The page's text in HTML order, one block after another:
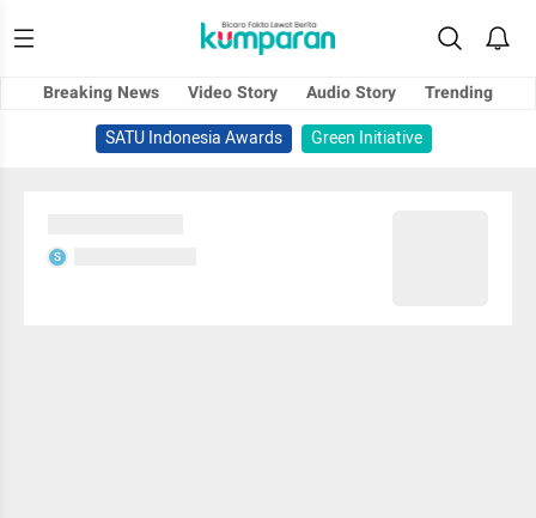
Breaking News Video Story Audio Story
Trending
SATU Indonesia Awards
Green Initiative
S